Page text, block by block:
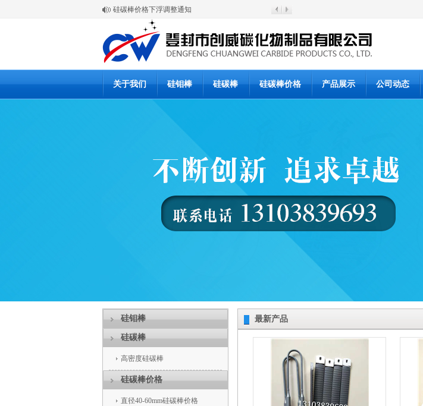
放假与开工通知
硅碳棒涨价通知
登封市创威高温材料有限公司
6月20日硅碳棒批发价格
6月19日硅碳棒价格
硅碳棒使用说明书
硅碳棒停产通知
关于我们 硅钼棒 硅碳棒 硅碳棒价格 产品展示 公司动态
硅钼棒
硅碳棒
高密度硅碳棒
硅碳棒价格
直径40-60mm硅碳棒价格
最新产品